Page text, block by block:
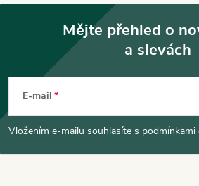
p
a
Mějte přehled o
a slevách
E-mail
Vložením e-mailu souhlasíte s